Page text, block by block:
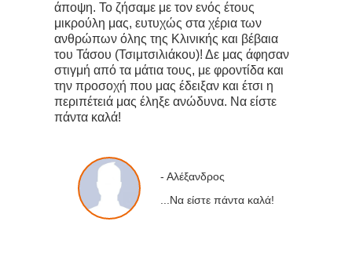
άποψη. Το ζήσαμε με τον ενός έτους
μικρούλη μας, ευτυχώς στα χέρια των
ανθρώπων όλης της Κλινικής και βέβαια
του Τάσου (Τσιμτσιλιάκου)! Δε μας άφησαν
στιγμή από τα μάτια τους, με φροντίδα και
την προσοχή που μας έδειξαν και έτσι η
περιπέτειά μας έληξε ανώδυνα. Να είστε
πάντα καλά!
- Αλέξανδρος
...Να είστε πάντα καλά!